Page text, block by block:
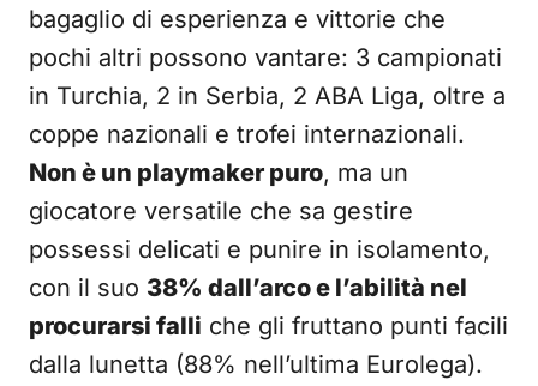
bagaglio di esperienza e vittorie che
pochi altri possono vantare: 3 campionati
in Turchia, 2 in Serbia, 2 ABA Liga, oltre a
coppe nazionali e trofei internazionali.
Non è un playmaker puro, ma un
giocatore versatile che sa gestire
possessi delicati e punire in isolamento,
con il suo 38% dall’arco e l’abilità nel
procurarsi falli che gli fruttano punti facili
dalla lunetta (88% nell’ultima Eurolega).